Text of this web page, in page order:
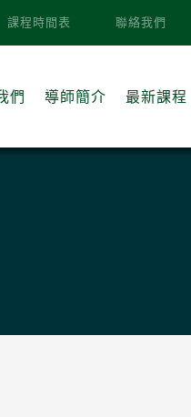
課程時間表 聯絡我們
們 導師簡介 最新課程